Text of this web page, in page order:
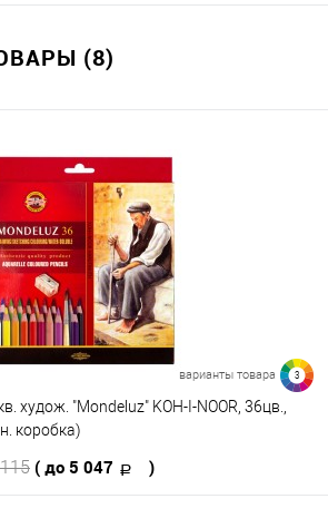
(8)
варианты товара 3
худож. "Mondeluz" KOH-I-NOOR, 36цв.,
коробка)
( до 5 047 )